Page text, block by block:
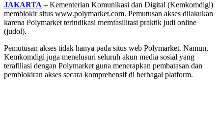
JAKARTA – Kementerian Komunikasi dan Digital (Kemkomdigi)
memblokir situs www.polymarket.com. Pemutusan akses dilakukan
karena Polymarket terindikasi memfasilitasi praktik judi online
(judol).
Pemutusan akses tidak hanya pada situs web Polymarket. Namun,
Kemkomdigi juga menelusuri seluruh akun media sosial yang
terafiliasi dengan Polymarket guna menerapkan pembatasan dan
pemblokiran akses secara komprehensif di berbagai platform.